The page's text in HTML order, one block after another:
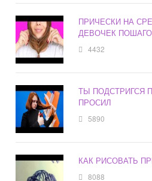
ПРИЧЕСКИ НА
ДЕВОЧЕК
4432
ТЫ ПОДСТРИГСЯ
ПРОСИЛ
5890
КАК РИСОВАТЬ
8088